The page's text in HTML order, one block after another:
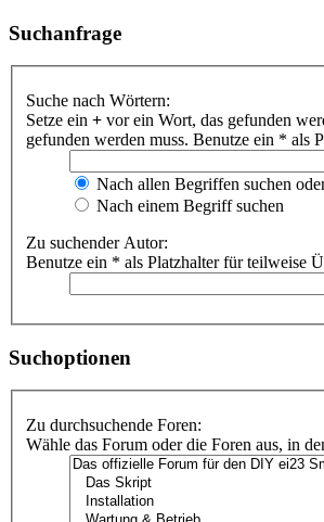
Suchanfrage
Suche nach Wörtern:
Setze ein + vor ein Wort, das gefunden
gefunden werden muss. Benutze ein * als
Nach allen Begriffen suchen
Nach einem Begriff suchen
Zu suchender Autor:
Benutze ein * als Platzhalter für teilweise
Suchoptionen
Zu durchsuchende Foren:
Wähle das Forum oder die Foren aus, in